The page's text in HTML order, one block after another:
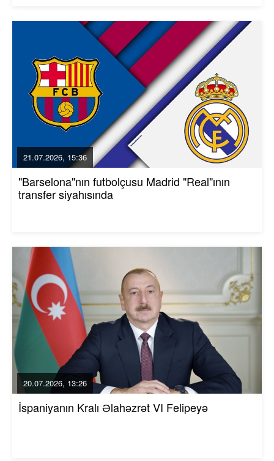
21.07.2026, 15:36
"Barselona"nın futbolçusu Madrid "Real"ının
transfer siyahısında
20.07.2026, 13:26
İspaniyanın Kralı Əlahəzrət VI Felipeyə